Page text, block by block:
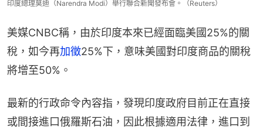
印度總理莫迪（Narendra Modi）舉行聯合新聞發布會。（Reuters）
美媒CNBC稱，由於印度本來已經面臨美國25%的關
稅，如今再加徵25%下，意味美國對印度商品的關稅
將增至50%。
最新的行政命令內容指，發現印度政府目前正在直接
或間接進口俄羅斯石油，因此根據適用法律，進口到